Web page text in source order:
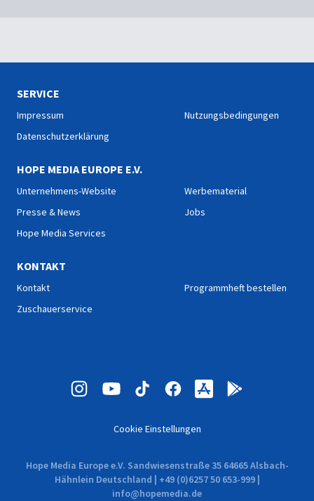
SERVICE
Impressum
Datenschutzerklärung
Nutzungsbedingungen
HOPE MEDIA EUROPE E.V.
Unternehmens-Website
Presse & News
Hope Media Services
Werbematerial
Jobs
KONTAKT
Kontakt
Zuschauerservice
Programmheft bestellen
Cookie Einstellungen
Hope Media Europe e.V. Sandwiesenstraße 35 64665 Alsbach-
Hähnlein Deutschland | +49 (0)6257 50 653-999 |
info@hopemedia.de